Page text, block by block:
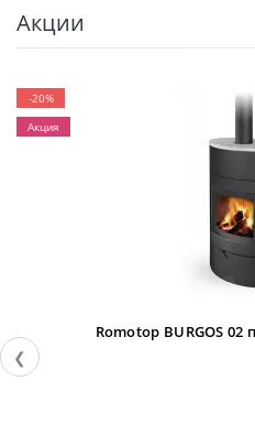
Акции
❮
-20%
Акция
Romotop BURGOS